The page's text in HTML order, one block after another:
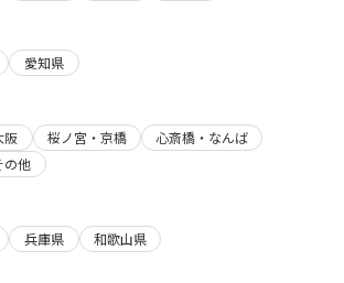
愛知県
阪 桜ノ宮・京橋
心斎橋・なんば
の他
兵庫県
和歌山県